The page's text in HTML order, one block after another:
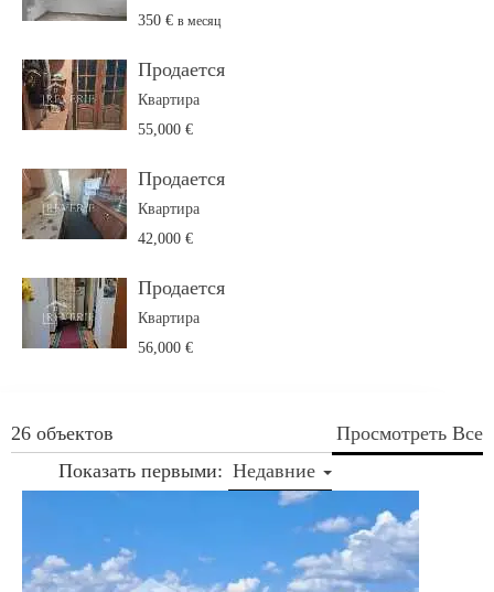
350 € в месяц
Продается
Квартира
55,000 €
Продается
Квартира
42,000 €
Продается
Квартира
56,000 €
Просмотреть Все
26 объектов
Показать первыми: Недавние